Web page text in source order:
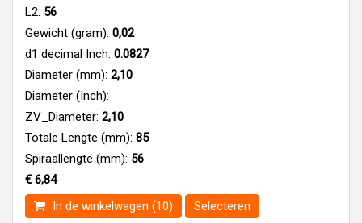
L2: 56
Gewicht (gram): 0,02
d1 decimal Inch: 0.0827
Diameter (mm): 2,10
Diameter (Inch):
ZV_Diameter: 2,10
Totale Lengte (mm): 85
Spiraallengte (mm): 56
€ 6,84
In de winkelwagen (10)
Selecteren